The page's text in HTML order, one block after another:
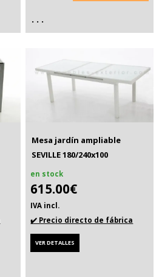
. . .
Mesa jardín ampliable
SEVILLE 180/240x100
en stock
615.00€
IVA incl.
✔️ Precio directo de fábrica
VER DETALLES